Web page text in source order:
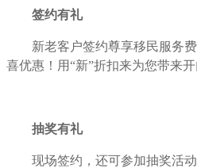
签约有礼
新老客户签约尊享移民服务
喜优惠！用“新”折扣来为您带来开
抽奖有礼
现场签约，还可参加抽奖活